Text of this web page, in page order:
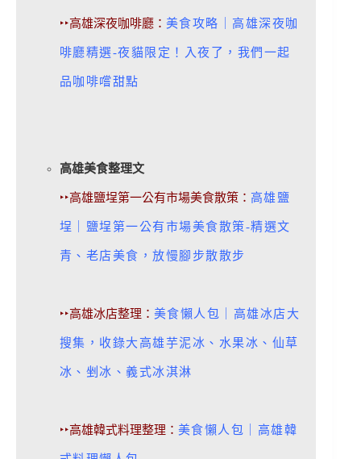
‣‣高雄深夜咖啡廳： 美食攻略｜高雄深夜咖
啡廳精選-夜貓限定！入夜了，我們一起
品咖啡嚐甜點
高雄美食整理文
‣‣高雄鹽埕第一公有市場美食散策： 高雄鹽
埕｜鹽埕第一公有市場美食散策-精選文
青、老店美食，放慢腳步散散步
‣‣高雄冰店整理： 美食懶人包｜高雄冰店大
搜集，收錄大高雄芋泥冰、水果冰、仙草
冰、剉冰、義式冰淇淋
‣‣高雄韓式料理整理： 美食懶人包｜高雄韓